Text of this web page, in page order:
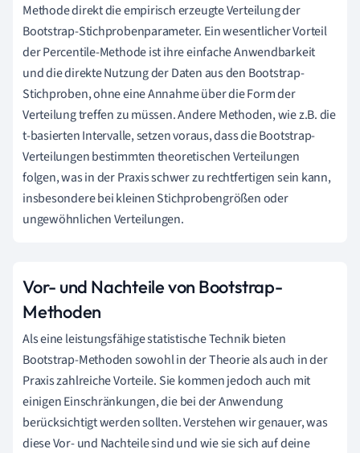
Methode direkt die empirisch erzeugte Verteilung der
Bootstrap-Stichprobenparameter. Ein wesentlicher Vorteil
der Percentile-Methode ist ihre einfache Anwendbarkeit
und die direkte Nutzung der Daten aus den Bootstrap-
Stichproben, ohne eine Annahme über die Form der
Verteilung treffen zu müssen. Andere Methoden, wie z.B. die
t-basierten Intervalle, setzen voraus, dass die Bootstrap-
Verteilungen bestimmten theoretischen Verteilungen
folgen, was in der Praxis schwer zu rechtfertigen sein kann,
insbesondere bei kleinen Stichprobengrößen oder
ungewöhnlichen Verteilungen.
Vor- und Nachteile von Bootstrap-
Methoden
Als eine leistungsfähige statistische Technik bieten
Bootstrap-Methoden sowohl in der Theorie als auch in der
Praxis zahlreiche Vorteile. Sie kommen jedoch auch mit
einigen Einschränkungen, die bei der Anwendung
berücksichtigt werden sollten. Verstehen wir genauer, was
diese Vor- und Nachteile sind und wie sie sich auf deine